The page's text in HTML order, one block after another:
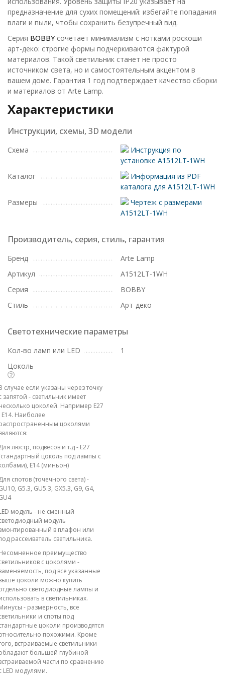
предназначение для сухих помещений: избегайте попадания
влаги и пыли, чтобы сохранить безупречный вид.
Серия BOBBYсочетает минимализм с нотками роскоши
арт-деко: строгие формы подчеркиваются фактурой
материалов. Такой светильник станет не просто
источником света, но и самостоятельным акцентом в
вашем доме. Гарантия 1 год подтверждает качество сборки
и материалов от Arte Lamp.
Характеристики
Инструкции, схемы, 3D модели
Схема
Инструкция по
установке A1512LT-1WH
Каталог
Информация из PDF
каталога для A1512LT-1WH
Размеры
Чертеж с размерами
A1512LT-1WH
Производитель, серия, стиль, гарантия
Бренд
Arte Lamp
Артикул
A1512LT-1WH
Серия
BOBBY
Стиль
Арт-деко
Светотехнические параметры
Кол-во ламп или LED
1
Цоколь
случае если указаны через точку
запятой - светильник имеет
цоколей. Например E27
E14. Наиболее
цоколями
люстр, подвесов и т.д - E27
цоколь под лампы с
E14 (миньон)
спотов (точечного света) -
G5.3, GU5.3, GX5.3, G9, G4,
модуль - не сменный
модуль
в плафон или
рассеиватель светильника.
преимущество
с цоколями -
под все указанные
цоколи можно купить
светодиодные лампы и
в светильниках.
- размерность, все
и споты под
цоколи производятся
похожими. Кроме
встраиваемые светильники
большей глубиной
части по сравнению
LED модулями.